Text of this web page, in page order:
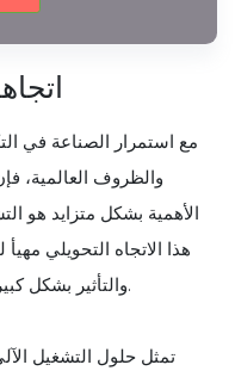
مع استمرار الصناعة في
والظروف العالمية،
الأهمية بشكل متزايد هو
هذا الاتجاه التحويلي
والتأثير بشكل كبير على النتيجة النهائية لشركات الضيافة.
تمثل حلول التشغيل